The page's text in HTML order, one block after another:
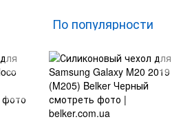
По популярности